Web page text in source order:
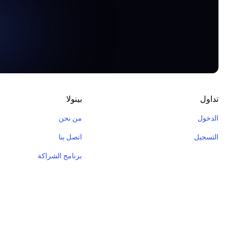
تداول
الدخول
التسجيل
بينولا
من نحن
اتصل بنا
برنامج الشراكة